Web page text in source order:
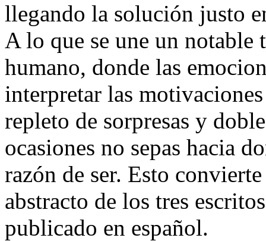
llegando la solución justo
A lo que se une un
humano, donde las
interpretar las
repleto de sorpresas y
ocasiones no sepas hacia
razón de ser. Esto
abstracto de los tres
publicado en español.